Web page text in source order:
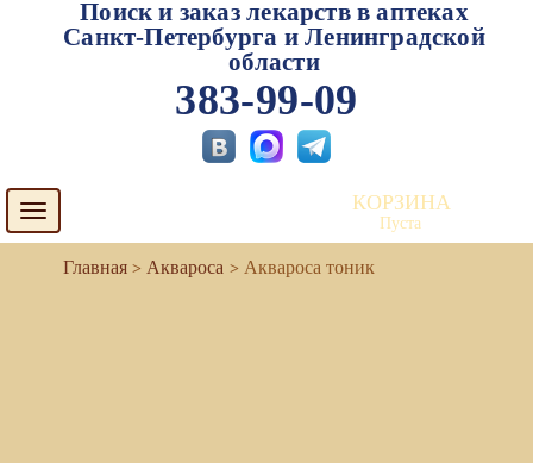
Поиск и заказ лекарств в аптеках
Санкт-Петербурга и Ленинградской
области
383-99-09
Toggle
navigation
КОРЗИНА
Пуста
Аквароса Аквароса тоник